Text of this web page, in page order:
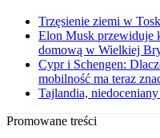
Trzęsienie ziemi w
Elon Musk przewiduje
domową w Wielkiej
Cypr i Schengen:
mobilność ma teraz
Tajlandia,
Promowane treści